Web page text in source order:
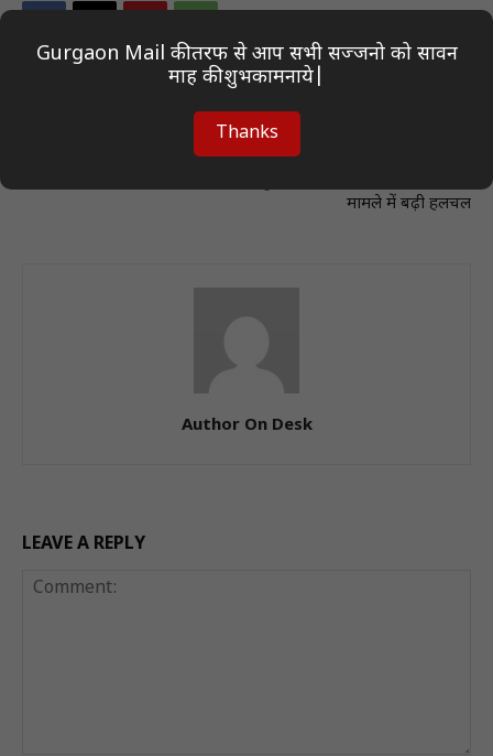
तूफान बना काल! घर पर गिरा विशाल
कलकत्ता हाई कोर्ट में वकील बनकर
मामले में बढ़ी हलचल
Author On Desk
LEAVE A REPLY
Gurgaon Mail की तरफ से आप सभी सज्जनो को सावन
माह की शुभकामनाये|
Thanks